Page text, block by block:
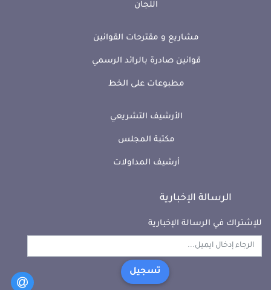
اللجان
مشاريع و مقترحات القوانين
قوانين صادرة بالرائد الرسمي
مطبوعات على الخط
الأرشيف التشريعي
مكتبة المجلس
أرشيف المداولات
الرسالة الإخبارية
للإشتراك في الرسالة الإخبارية
تسجيل